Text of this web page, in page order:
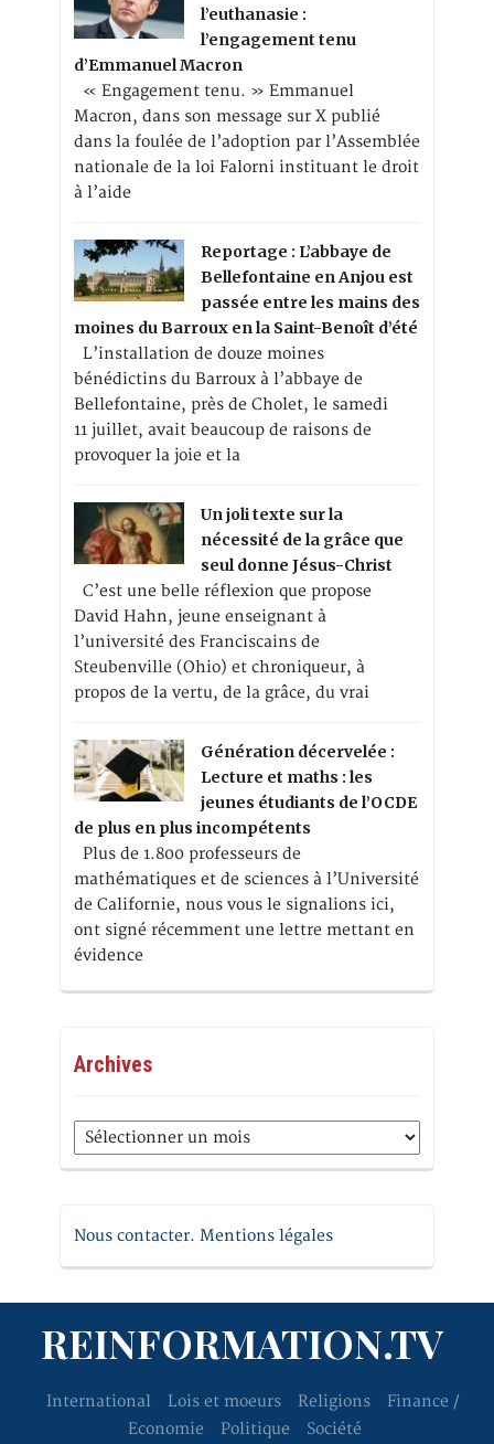
l’euthanasie :
l’engagement tenu
d’Emmanuel Macron
« Engagement tenu. » Emmanuel
Macron, dans son message sur X publié
dans la foulée de l’adoption par l’Assemblée
nationale de la loi Falorni instituant le droit
à l’aide
Reportage : L’abbaye de
Bellefontaine en Anjou est
passée entre les mains des
moines du Barroux en la Saint-Benoît d’été
L’installation de douze moines
bénédictins du Barroux à l’abbaye de
Bellefontaine, près de Cholet, le samedi
11 juillet, avait beaucoup de raisons de
provoquer la joie et la
Un joli texte sur la
nécessité de la grâce que
seul donne Jésus-Christ
C’est une belle réflexion que propose
David Hahn, jeune enseignant à
l’université des Franciscains de
Steubenville (Ohio) et chroniqueur, à
propos de la vertu, de la grâce, du vrai
Génération décervelée :
Lecture et maths : les
jeunes étudiants de l’OCDE
de plus en plus incompétents
Plus de 1.800 professeurs de
mathématiques et de sciences à l’Université
de Californie, nous vous le signalions ici,
ont signé récemment une lettre mettant en
évidence
Archives
Archives
Nous contacter. Mentions légales
REINFORMATION.TV
International Lois et moeurs Religions
Finance /
Economie
Politique Société